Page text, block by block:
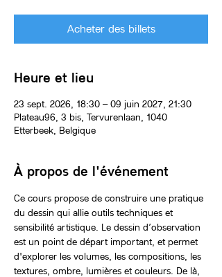
Acheter des billets
Heure et lieu
23 sept. 2026, 18:30 – 09 juin 2027, 21:30
Plateau96, 3 bis, Tervurenlaan, 1040
Etterbeek, Belgique
À propos de l'événement
Ce cours propose de construire une pratique
du dessin qui allie outils techniques et
sensibilité artistique. Le dessin d’observation
est un point de départ important, et permet
d'explorer les volumes, les compositions, les
textures, ombre, lumières et couleurs. De là,